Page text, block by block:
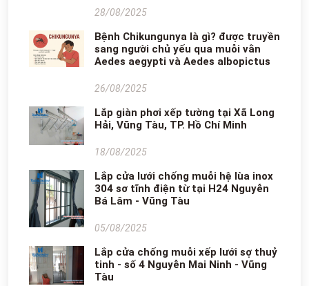
28/08/2025
Bệnh Chikungunya là gì? được truyền
sang người chủ yếu qua muỗi vằn
Aedes aegypti và Aedes albopictus
26/08/2025
Lắp giàn phơi xếp tường tại Xã Long
Hải, Vũng Tàu, TP. Hồ Chí Minh
18/08/2025
Lắp cửa lưới chống muỗi hệ lùa inox
304 sơ tĩnh điện từ tại H24 Nguyễn
Bá Lâm - Vũng Tàu
05/08/2025
Lắp cửa chống muỗi xếp lưới sợ thuỷ
tinh - số 4 Nguyễn Mai Ninh - Vũng
Tàu